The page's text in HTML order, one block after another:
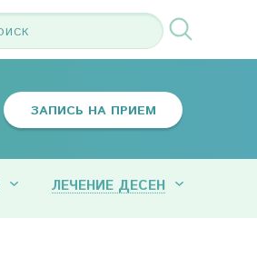
ЗАПИСЬ НА ПРИЕМ
ЛЕЧЕНИЕ ДЕСЕН